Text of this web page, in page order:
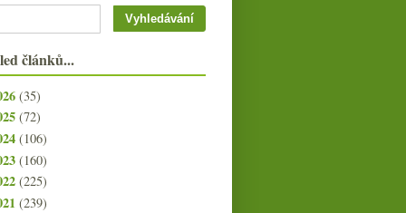
článků...
(35)
(72)
(106)
(160)
(225)
(239)